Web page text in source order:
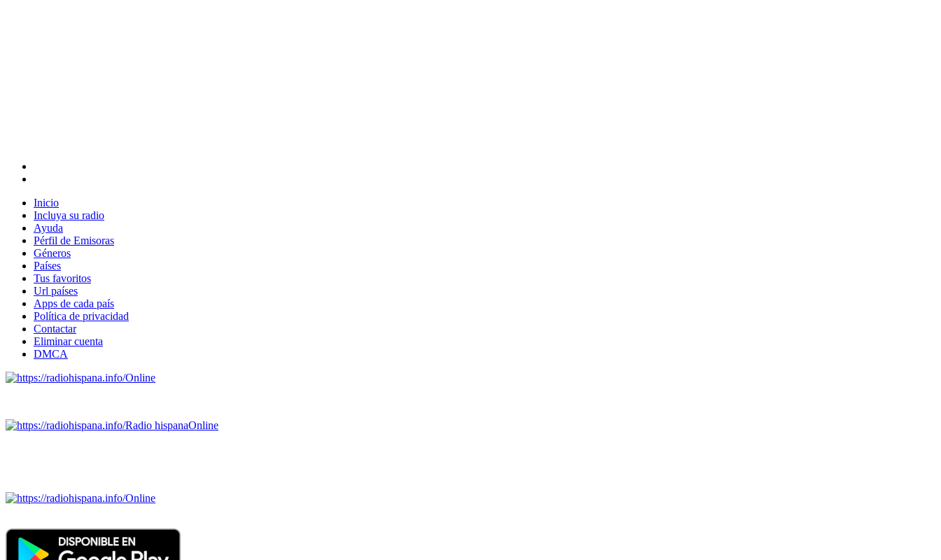
Inicio
Incluya su radio
Ayuda
Pérfil de Emisoras
Géneros
Países
Tus favoritos
Url países
Apps de cada país
Política de privacidad
Contactar
Eliminar cuenta
DMCA
Online
Radio hispanaOnline
Online